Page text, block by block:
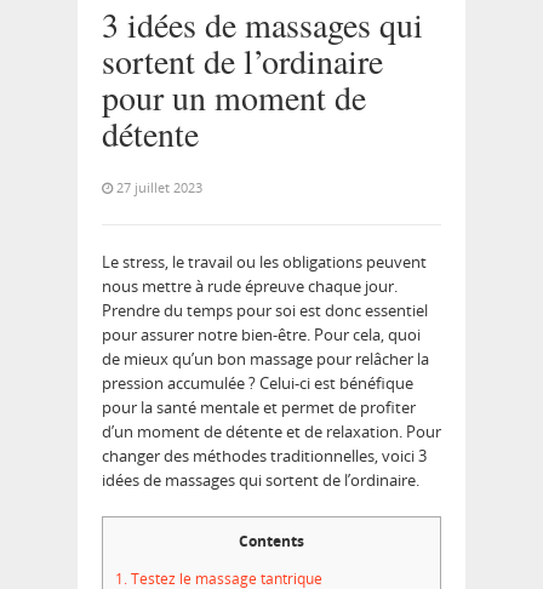
3 idées de massages qui
sortent de l’ordinaire
pour un moment de
détente
27 juillet 2023
Le stress, le travail ou les obligations peuvent
nous mettre à rude épreuve chaque jour.
Prendre du temps pour soi est donc essentiel
pour assurer notre bien-être. Pour cela, quoi
de mieux qu’un bon massage pour relâcher la
pression accumulée ? Celui-ci est bénéfique
pour la santé mentale et permet de profiter
d’un moment de détente et de relaxation. Pour
changer des méthodes traditionnelles, voici 3
idées de massages qui sortent de l’ordinaire.
Contents
1.Testez le massage tantrique